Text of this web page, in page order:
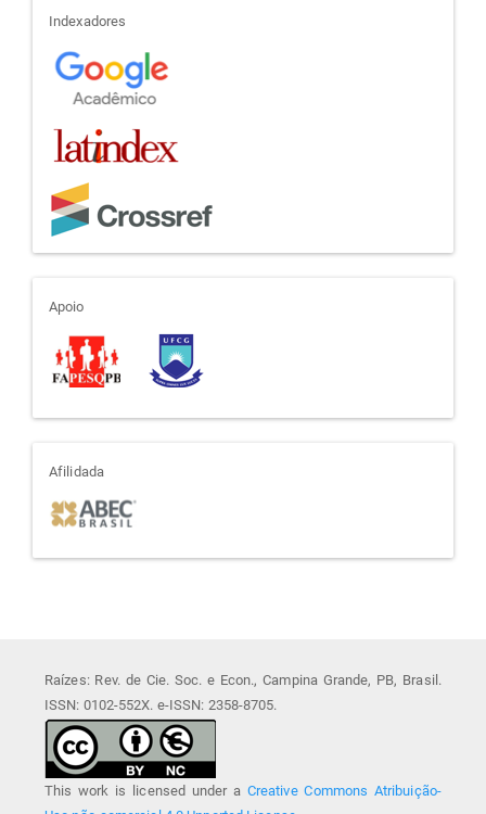
indexadores
Indexadores
apoio
Apoio
afiliada
Afilidada
Raízes: Rev. de Cie. Soc. e Econ., Campina Grande, PB, Brasil.
ISSN: 0102-552X. e-ISSN: 2358-8705.
This work is licensed under a Creative Commons Atribuição-